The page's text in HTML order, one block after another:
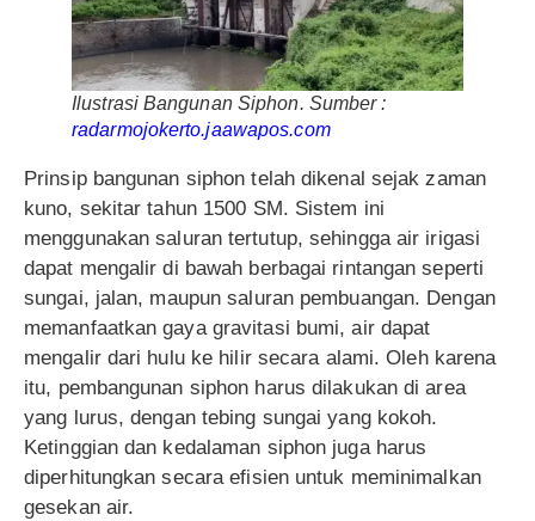
Ilustrasi Bangunan Siphon. Sumber :
radarmojokerto.jaawapos.com
Prinsip bangunan siphon telah dikenal sejak zaman
kuno, sekitar tahun 1500 SM. Sistem ini
menggunakan saluran tertutup, sehingga air irigasi
dapat mengalir di bawah berbagai rintangan seperti
sungai, jalan, maupun saluran pembuangan. Dengan
memanfaatkan gaya gravitasi bumi, air dapat
mengalir dari hulu ke hilir secara alami. Oleh karena
itu, pembangunan siphon harus dilakukan di area
yang lurus, dengan tebing sungai yang kokoh.
Ketinggian dan kedalaman siphon juga harus
diperhitungkan secara efisien untuk meminimalkan
gesekan air.